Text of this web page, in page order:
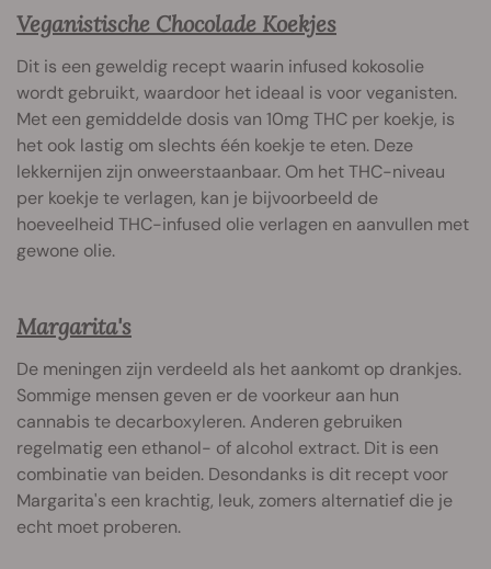
Veganistische Chocolade Koekjes
Dit is een geweldig recept waarin infused kokosolie
wordt gebruikt, waardoor het ideaal is voor veganisten.
Met een gemiddelde dosis van 10mg THC per koekje, is
het ook lastig om slechts één koekje te eten. Deze
lekkernijen zijn onweerstaanbaar. Om het THC-niveau
per koekje te verlagen, kan je bijvoorbeeld de
hoeveelheid THC-infused olie verlagen en aanvullen met
gewone olie.
Margarita's
De meningen zijn verdeeld als het aankomt op drankjes.
Sommige mensen geven er de voorkeur aan hun
cannabis te decarboxyleren. Anderen gebruiken
regelmatig een ethanol- of alcohol extract. Dit is een
combinatie van beiden. Desondanks is dit recept voor
Margarita's een krachtig, leuk, zomers alternatief die je
echt moet proberen.